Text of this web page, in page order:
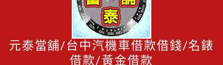
元泰當舖/台中汽機車借款借錢/名錶
借款/黃金借款